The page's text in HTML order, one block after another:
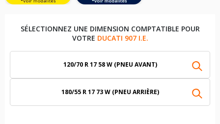
SÉLECTIONNEZ UNE DIMENSION COMPTATIBLE POUR
VOTRE DUCATI 907 I.E.
120/70 R 17 58 W (PNEU AVANT)
180/55 R 17 73 W (PNEU ARRIÈRE)